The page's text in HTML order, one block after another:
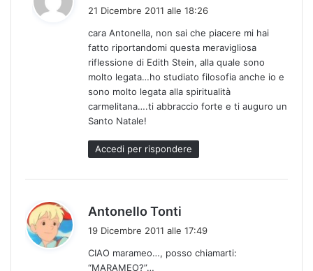
e
t
t
o
21 Dicembre 2011 alle 18:26
cara Antonella, non sai che piacere mi hai
fatto riportandomi questa meravigliosa
riflessione di Edith Stein, alla quale sono
molto legata…ho studiato filosofia anche io e
sono molto legata alla spiritualità
carmelitana….ti abbraccio forte e ti auguro un
Santo Natale!
Accedi per rispondere
Antonello Tonti
e
19 Dicembre 2011 alle 17:49
CIAO marameo…, posso chiamarti:
“MARAMEO?”…